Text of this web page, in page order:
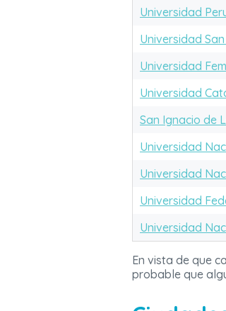
Universidad
Universidad
Universidad
Universidad
San Ignacio de
Universidad
Universidad
Universidad
Universidad
En vista de que
probable que